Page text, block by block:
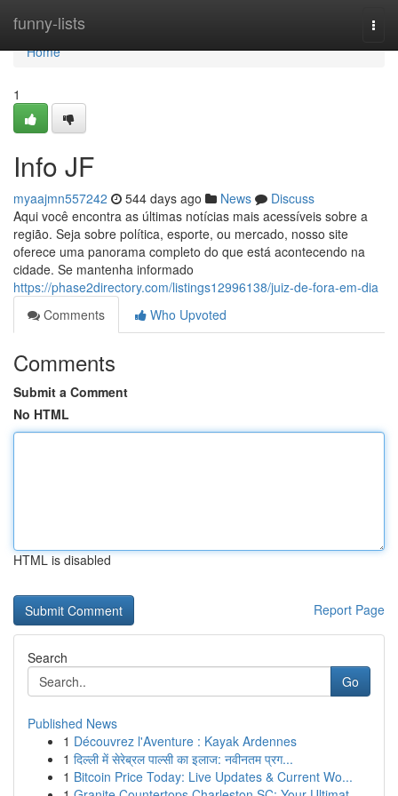
funny-lists
Home
Home
1
Info JF
myaajmn557242 544 days ago News
Discuss
Aqui você encontra as últimas notícias mais acessíveis sobre a
região. Seja sobre política, esporte, ou mercado, nosso site
oferece uma panorama completo do que está acontecendo na
cidade. Se mantenha informado
https://phase2directory.com/listings12996138/juiz-de-fora-em-dia
Comments
Who Upvoted
Comments
Submit a Comment
No HTML
HTML is disabled
Report Page
Search
Go
Published News
1 Découvrez l'Aventure : Kayak Ardennes
1 दिल्ली में सेरेब्रल पाल्सी का इलाज: नवीनतम प्रग...
1 Bitcoin Price Today: Live Updates & Current Wo...